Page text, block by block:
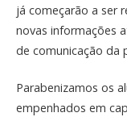
já começarão a ser
novas informações
de comunicação da
Parabenizamos os
empenhados em